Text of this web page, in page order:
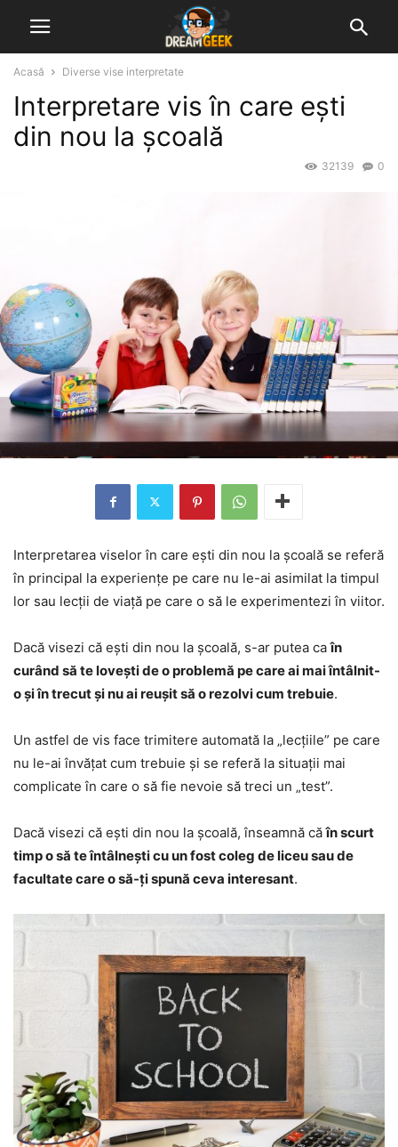
Acasă Diverse vise interpretate
Interpretare vis în care ești
din nou la școală
0
32139
Interpretarea viselor în care ești din nou la școală se referă
în principal la experiențe pe care nu le-ai asimilat la timpul
lor sau lecții de viață pe care o să le experimentezi în viitor.
Dacă visezi că ești din nou la școală, s-ar putea caîn
curând să te lovești de o problemă pe care ai mai întâlnit-
o și în trecut și nu ai reușit să o rezolvi cum trebuie.
Un astfel de vis face trimitere automată la „lecțiile” pe care
nu le-ai învățat cum trebuie și se referă la situații mai
complicate în care o să fie nevoie să treci un „test”.
Dacă visezi că ești din nou la școală, înseamnă căîn scurt
timp o să te întâlnești cu un fost coleg de liceu sau de
facultate care o să-ți spună ceva interesant.